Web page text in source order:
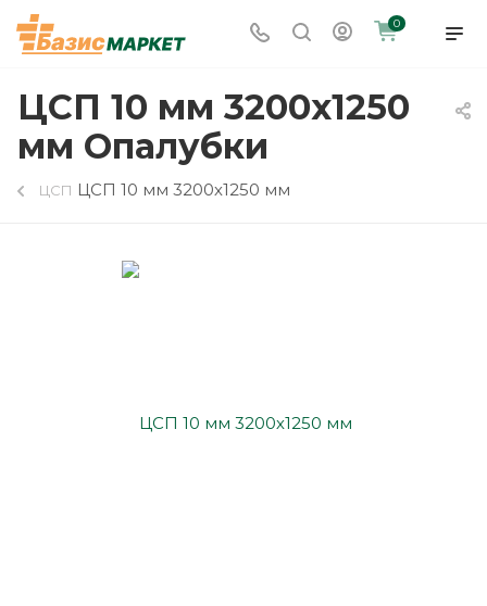
0
ЦСП 10 мм 3200х1250
мм Опалубки
ЦСП ЦСП 10 мм 3200х1250 мм